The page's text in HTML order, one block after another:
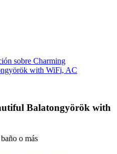
sobre Charming
with WiFi, AC
Balatongyörök with
o más